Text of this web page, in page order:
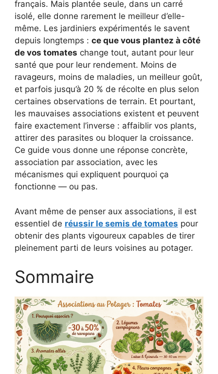
français. Mais plantée seule, dans un carré
isolé, elle donne rarement le meilleur d’elle-
même. Les jardiniers expérimentés le savent
depuis longtemps : ce que vous plantez à côté
de vos tomates change tout, autant pour leur
santé que pour leur rendement. Moins de
ravageurs, moins de maladies, un meilleur goût,
et parfois jusqu’à 20 % de récolte en plus selon
certaines observations de terrain. Et pourtant,
les mauvaises associations existent et peuvent
faire exactement l’inverse : affaiblir vos plants,
attirer des parasites ou bloquer la croissance.
Ce guide vous donne une réponse concrète,
association par association, avec les
mécanismes qui expliquent pourquoi ça
fonctionne — ou pas.
Avant même de penser aux associations, il est
essentiel de réussir le semis de tomates pour
obtenir des plants vigoureux capables de tirer
pleinement parti de leurs voisines au potager.
Sommaire